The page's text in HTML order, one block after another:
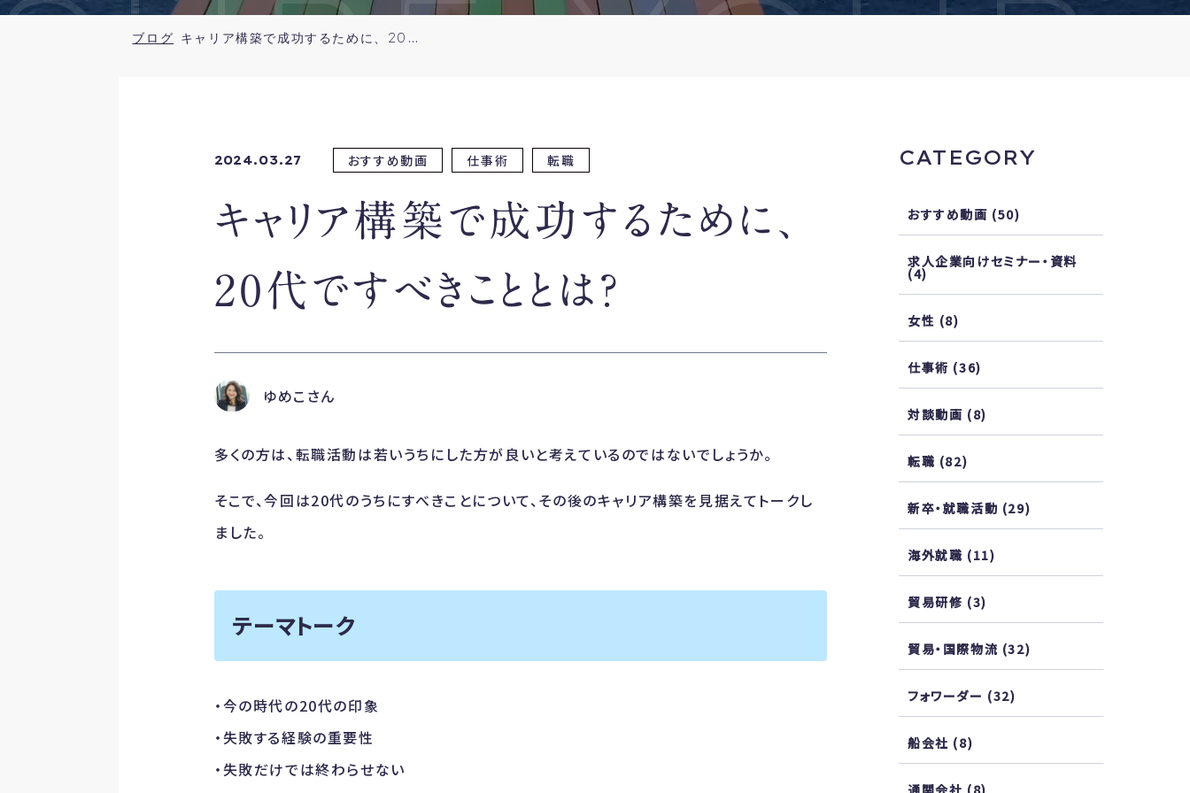
YOUR
ブログ キャリア構築で成功するために、20代ですべきこととは？
2024.03.27 おすすめ動画 仕事術 転職
キャリア構築で成功するために、
20代ですべきこととは？
ゆめこさん
多くの方は、転職活動は若いうちにした方が良いと考えているのではないでしょうか。
そこで、今回は20代のうちにすべきことについて、その後のキャリア構築を見据えてトークし
ました。
テーマトーク
・今の時代の20代の印象
・失敗する経験の重要性
・失敗だけでは終わらせない
CATEGORY
おすすめ動画 (50)
求人企業向けセミナー・資料
(4)
女性 (8)
仕事術 (36)
対談動画 (8)
転職 (82)
新卒・就職活動 (29)
海外就職 (11)
貿易研修 (3)
貿易・国際物流 (32)
フォワーダー (32)
船会社 (8)
通関会社 (8)